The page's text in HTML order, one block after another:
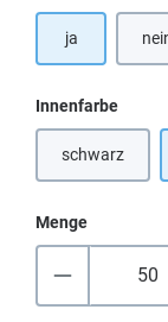
ja
Innenfarbe
schwarz
(Diese
Menge